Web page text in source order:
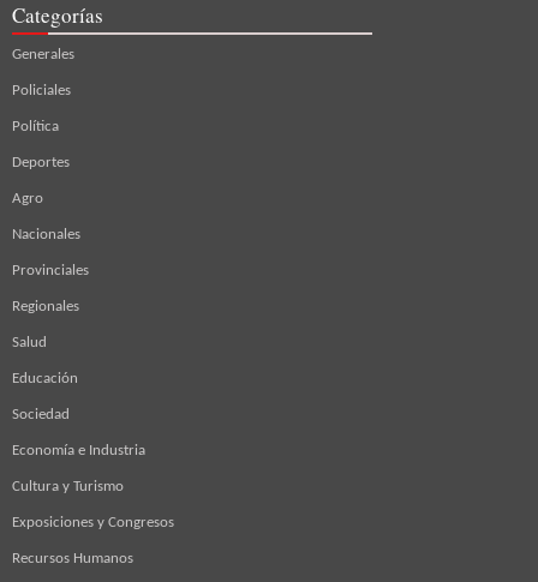
Categorías
Generales
Policiales
Política
Deportes
Agro
Nacionales
Provinciales
Regionales
Salud
Educación
Sociedad
Economía e Industria
Cultura y Turismo
Exposiciones y Congresos
Recursos Humanos